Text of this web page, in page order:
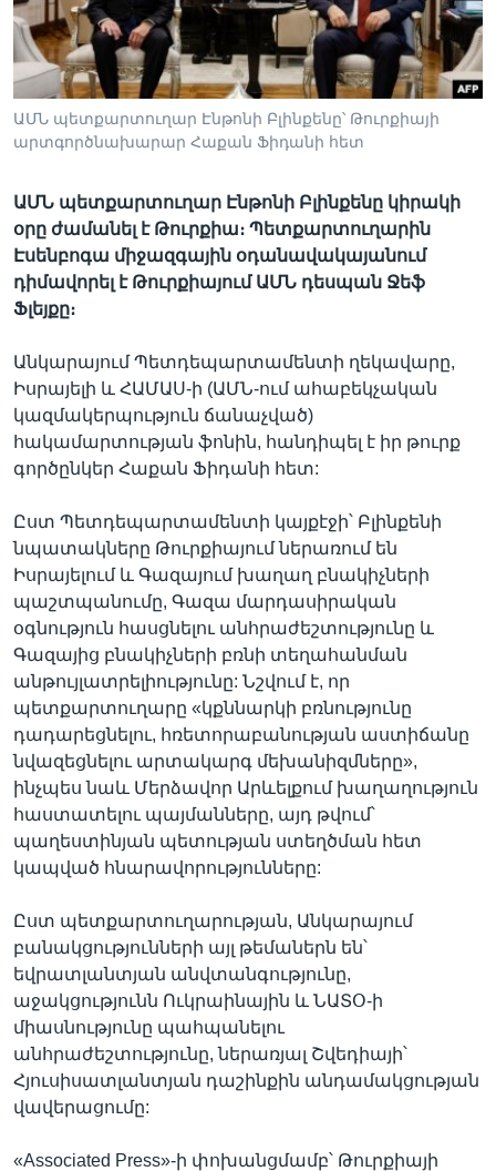
Լեզուներ
ԱՄՆ պետքարտուղար Էնթոնի Բլինքենը՝ Թուրքիայի
արտգործնախարար Հաքան Ֆիդանի հետ
ԱՄՆ պետքարտուղար Էնթոնի Բլինքենը կիրակի
օրը ժամանել է Թուրքիա։ Պետքարտուղարին
Էսենբոգա միջազգային օդանավակայանում
դիմավորել է Թուրքիայում ԱՄՆ դեսպան Ջեֆ
Ֆլեյքը։
Անկարայում Պետդեպարտամենտի ղեկավարը,
Իսրայելի և ՀԱՄԱՍ-ի (ԱՄՆ-ում ահաբեկչական
կազմակերպություն ճանաչված)
հակամարտության ֆոնին, հանդիպել է իր թուրք
գործընկեր Հաքան Ֆիդանի հետ:
Ըստ Պետդեպարտամենտի կայքէջի՝ Բլինքենի
նպատակները Թուրքիայում ներառում են
Իսրայելում և Գազայում խաղաղ բնակիչների
պաշտպանումը, Գազա մարդասիրական
օգնություն հասցնելու անհրաժեշտությունը և
Գազայից բնակիչների բռնի տեղահանման
անթույլատրելիությունը: Նշվում է, որ
պետքարտուղարը «կքննարկի բռնությունը
դադարեցնելու, հռետորաբանության աստիճանը
նվազեցնելու արտակարգ մեխանիզմները»,
ինչպես նաև Մերձավոր Արևելքում խաղաղություն
հաստատելու պայմանները, այդ թվում՝
պաղեստինյան պետության ստեղծման հետ
կապված հնարավորությունները:
Ըստ պետքարտուղարության, Անկարայում
բանակցությունների այլ թեմաներն են՝
եվրատլանտյան անվտանգությունը,
աջակցությունն Ուկրաինային և ՆԱՏՕ-ի
միասնությունը պահպանելու
անհրաժեշտությունը, ներառյալ Շվեդիայի՝
Հյուսիսատլանտյան դաշինքին անդամակցության
վավերացումը:
«Associated Press»-ի փոխանցմամբ՝ Թուրքիայի